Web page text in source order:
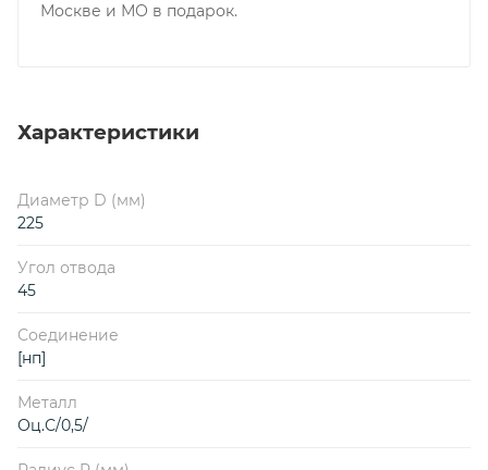
Москве и МО в подарок.
Характеристики
Диаметр D (мм)
225
Угол отвода
45
Соединение
[нп]
Металл
Оц.С/0,5/